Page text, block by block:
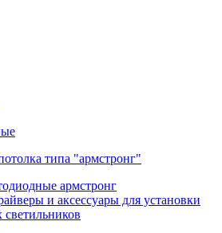
типа "армстронг"
армстронг
и аксессуары для установки
светильников